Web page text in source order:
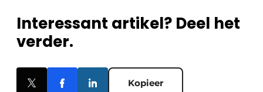
Interessant artikel? Deel het
verder.
Kopieer